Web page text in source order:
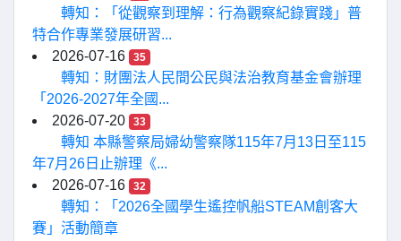
轉知：「從觀察到理解：行為觀察紀錄實踐」普
特合作專業發展研習...
2026-07-16
35
轉知：財團法人民間公民與法治教育基金會辦理
「2026-2027年全國...
2026-07-20
33
轉知 本縣警察局婦幼警察隊115年7月13日至115
年7月26日止辦理《...
2026-07-16
32
轉知：「2026全國學生遙控帆船STEAM創客大
賽」活動簡章